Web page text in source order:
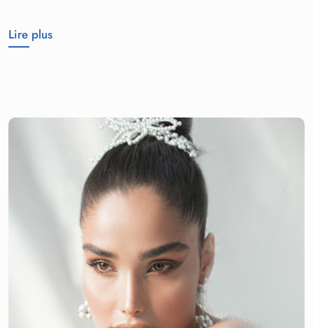
Lire plus